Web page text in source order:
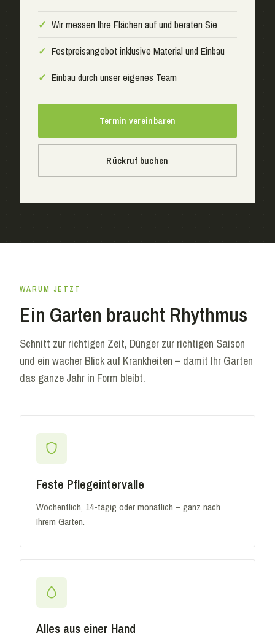
✓ Wir messen Ihre Flächen auf und beraten Sie
✓ Festpreisangebot inklusive Material und Einbau
✓ Einbau durch unser eigenes Team
Termin vereinbaren
Rückruf buchen
WARUM JETZT
Ein Garten braucht Rhythmus
Schnitt zur richtigen Zeit, Dünger zur richtigen Saison
und ein wacher Blick auf Krankheiten – damit Ihr Garten
das ganze Jahr in Form bleibt.
Feste Pflegeintervalle
Wöchentlich, 14-tägig oder monatlich – ganz nach
Ihrem Garten.
Alles aus einer Hand